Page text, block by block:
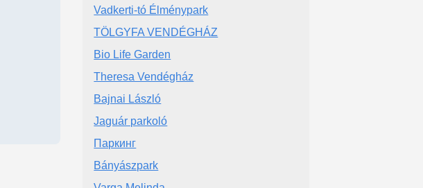
Vadkerti-tó Élménypark
TÖLGYFA VENDÉGHÁZ
Bio Life Garden
Theresa Vendégház
Bajnai László
Jaguár parkoló
Паркинг
Bányászpark